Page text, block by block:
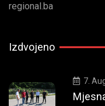
regional.ba
Izdvojeno
7.